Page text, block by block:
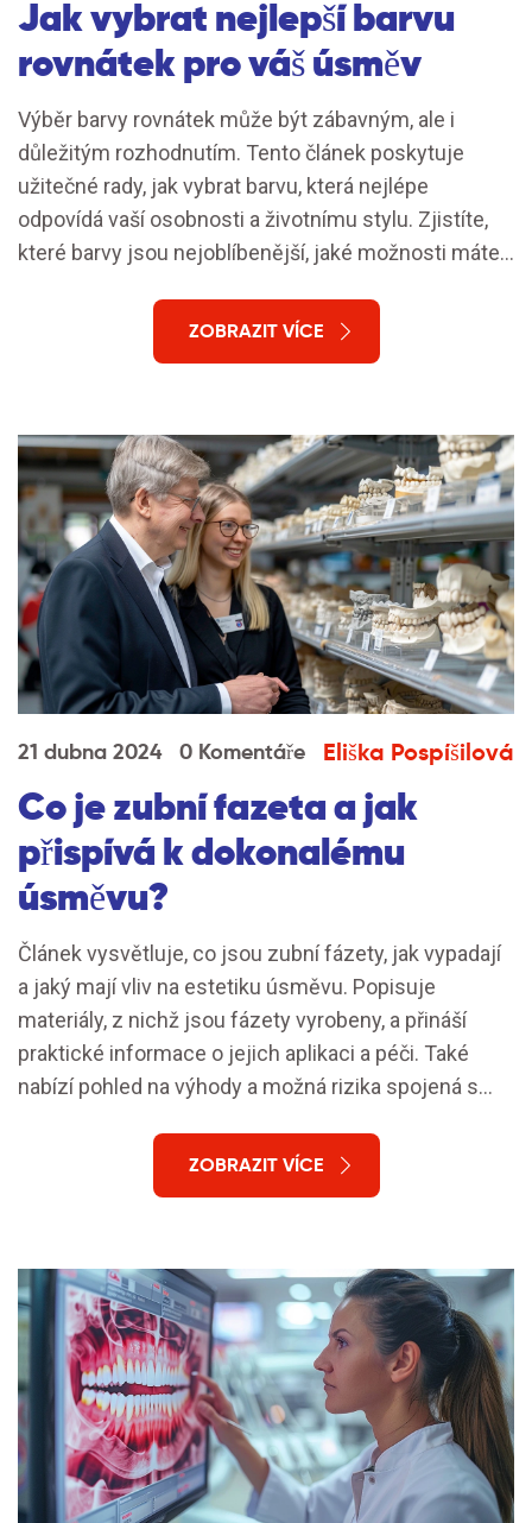
Jak vybrat nejlepší barvu
rovnátek pro váš úsměv
Výběr barvy rovnátek může být zábavným, ale i
důležitým rozhodnutím. Tento článek poskytuje
užitečné rady, jak vybrat barvu, která nejlépe
odpovídá vaší osobnosti a životnímu stylu. Zjistíte,
které barvy jsou nejoblíbenější, jaké možnosti máte
rovnátek na každodenní úsměv.
ZOBRAZIT VÍCE
21 dubna 2024 0 Komentáře Eliška Pospíšilová
Co je zubní fazeta a jak
přispívá k dokonalému
úsměvu?
Článek vysvětluje, co jsou zubní fázety, jak vypadají
a jaký mají vliv na estetiku úsměvu. Popisuje
materiály, z nichž jsou fázety vyrobeny, a přináší
praktické informace o jejich aplikaci a péči. Také
nabízí pohled na výhody a možná rizika spojená s
ZOBRAZIT VÍCE